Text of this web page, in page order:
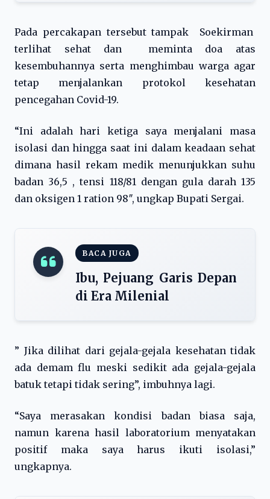
Pada percakapan tersebut tampak Soekirman
terlihat sehat dan meminta doa atas
kesembuhannya serta menghimbau warga agar
tetap menjalankan protokol kesehatan
pencegahan Covid-19.
“Ini adalah hari ketiga saya menjalani masa
isolasi dan hingga saat ini dalam keadaan sehat
dimana hasil rekam medik menunjukkan suhu
badan 36,5 , tensi 118/81 dengan gula darah 135
dan oksigen 1 ration 98″, ungkap Bupati Sergai.
BACA JUGA
Ibu, Pejuang Garis Depan
di Era Milenial
” Jika dilihat dari gejala-gejala kesehatan tidak
ada demam flu meski sedikit ada gejala-gejala
batuk tetapi tidak sering”, imbuhnya lagi.
“Saya merasakan kondisi badan biasa saja,
namun karena hasil laboratorium menyatakan
positif maka saya harus ikuti isolasi,”
ungkapnya.